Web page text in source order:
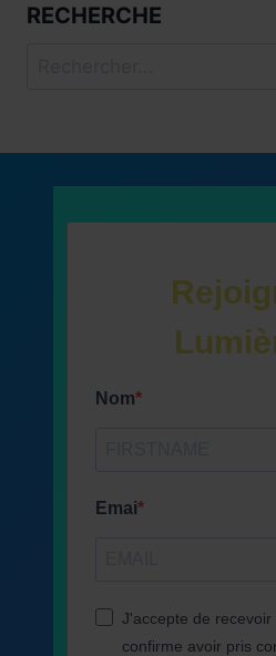
RECHERCHE
Nom
Emai
J'accepte de
confirme avoir pris